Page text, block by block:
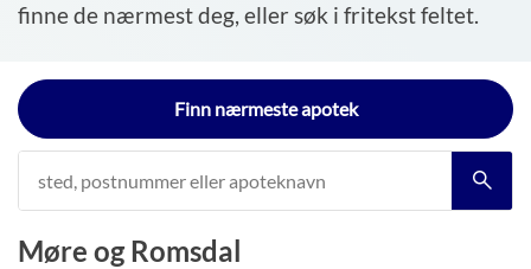
finne de nærmest deg, eller søk i fritekst feltet.
Finn nærmeste apotek
tettsted *
Møre og Romsdal